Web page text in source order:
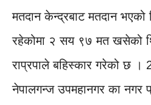
मतदान केन्द्रबाट मतदान भएको
रहेकोमा २ सय ९७ मत खसेको
राप्रपाले बहिस्कार गरेको छ ।
नेपालगन्ज उपमहानगर का नगर